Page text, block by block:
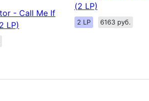
- Call Me If
LP)
(2 LP)
2 LP 6163 руб.